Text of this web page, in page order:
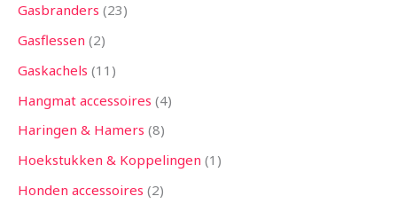
Gasbranders 23
Gasflessen 2
Gaskachels 11
Hangmat accessoires 4
Haringen & Hamers 8
Hoekstukken & Koppelingen 1
Honden accessoires 2